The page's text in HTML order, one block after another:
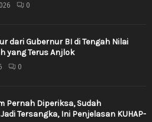
0
dari Gubernur BI di Tengah Nilai
yang Terus Anjlok
0
Pernah Diperiksa, Sudah
Tersangka, Ini Penjelasan KUHAP-